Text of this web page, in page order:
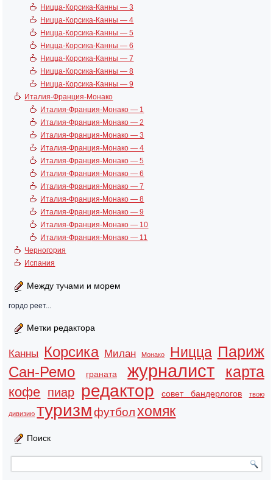
Ницца-Корсика-Канны — 3
Ницца-Корсика-Канны — 4
Ницца-Корсика-Канны — 5
Ницца-Корсика-Канны — 6
Ницца-Корсика-Канны — 7
Ницца-Корсика-Канны — 8
Ницца-Корсика-Канны — 9
Италия-Франция-Монако
Италия-Франция-Монако — 1
Италия-Франция-Монако — 2
Италия-Франция-Монако — 3
Италия-Франция-Монако — 4
Италия-Франция-Монако — 5
Италия-Франция-Монако — 6
Италия-Франция-Монако — 7
Италия-Франция-Монако — 8
Италия-Франция-Монако — 9
Италия-Франция-Монако — 10
Италия-Франция-Монако — 11
Черногория
Испания
Между тучами и морем
гордо реет...
Метки редактора
Канны Корсика Милан Монако Ницца Париж
Сан-Ремо граната журналист карта
кофе пиар редактор совет бандерлогов твою
дивизию туризм футбол хомяк
Поиск